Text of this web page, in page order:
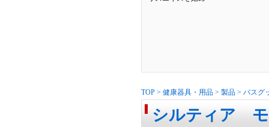
TOP > 健康器具・用品 > 製品 > バスグ
シルティア モ